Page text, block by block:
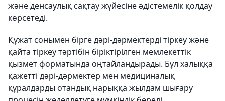
және денсаулық сақтау жүйесіне әдістемелік қолдау
көрсетеді.
Құжат сонымен бірге дәрі-дәрмектерді тіркеу және
қайта тіркеу тәртібін біріктірілген мемлекеттік
қызмет форматында оңтайландырады. Бұл халыққа
қажетті дәрі-дәрмектер мен медициналық
құралдарды отандық нарыққа жылдам шығару